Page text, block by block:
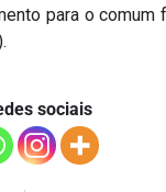
para o comum
sociais